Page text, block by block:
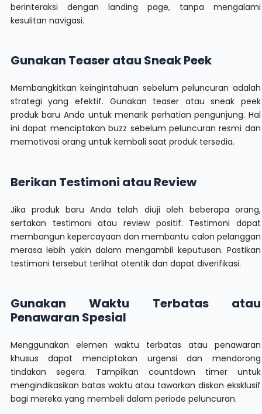
berinteraksi dengan landing page, tanpa mengalami
kesulitan navigasi.
Gunakan Teaser atau Sneak Peek
Membangkitkan keingintahuan sebelum peluncuran adalah
strategi yang efektif. Gunakan teaser atau sneak peek
produk baru Anda untuk menarik perhatian pengunjung. Hal
ini dapat menciptakan buzz sebelum peluncuran resmi dan
memotivasi orang untuk kembali saat produk tersedia.
Berikan Testimoni atau Review
Jika produk baru Anda telah diuji oleh beberapa orang,
sertakan testimoni atau review positif. Testimoni dapat
membangun kepercayaan dan membantu calon pelanggan
merasa lebih yakin dalam mengambil keputusan. Pastikan
testimoni tersebut terlihat otentik dan dapat diverifikasi.
Gunakan Waktu Terbatas atau
Penawaran Spesial
Menggunakan elemen waktu terbatas atau penawaran
khusus dapat menciptakan urgensi dan mendorong
tindakan segera. Tampilkan countdown timer untuk
mengindikasikan batas waktu atau tawarkan diskon eksklusif
bagi mereka yang membeli dalam periode peluncuran.